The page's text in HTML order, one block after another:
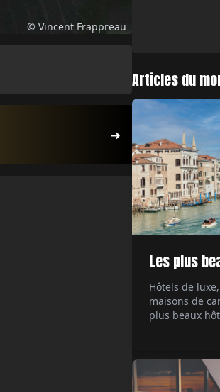
© Vincent Frappreau
Articles du
Les plus
Hôtels de
maisons de
plus beaux